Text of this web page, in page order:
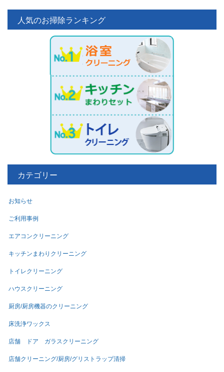
人気のお掃除ランキング
カテゴリー
お知らせ
ご利用事例
エアコンクリーニング
キッチンまわりクリーニング
トイレクリーニング
ハウスクリーニング
厨房/厨房機器のクリーニング
床洗浄ワックス
店舗 ドア ガラスクリーニング
店舗クリーニング/厨房/グリストラップ清掃